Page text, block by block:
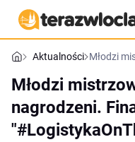
Aktualności Młodzi
Młodzi
nagrodzeni.